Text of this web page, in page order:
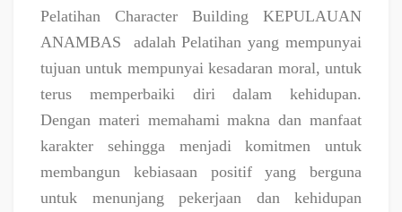
Pelatihan Character Building KEPULAUAN
ANAMBAS
adalah Pelatihan yang mempunyai
tujuan untuk mempunyai kesadaran moral, untuk
terus memperbaiki diri dalam kehidupan.
Dengan materi memahami makna dan manfaat
karakter sehingga menjadi komitmen untuk
membangun kebiasaan positif yang berguna
untuk menunjang pekerjaan dan kehidupan